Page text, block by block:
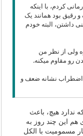
کردم، با اینکه
رقیق بود همانند یک
داشتن، البته خودم
ولی از نظر من
رو مقاوم میکنه.
نشانه ضعف و
ندارد هیچ، باعث
این چند روز به
مسمومیت با الکل